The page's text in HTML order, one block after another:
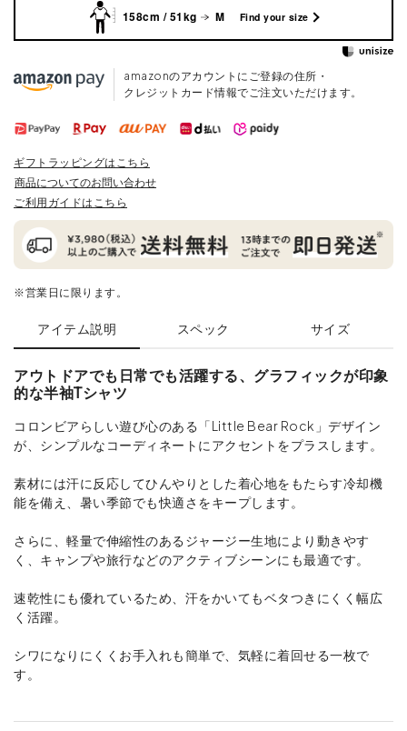
158cm / 51kg M Find your size
amazonのアカウントにご登録の住所・
クレジットカード情報でご注文いただけます。
ギフトラッピングはこちら
商品についてのお問い合わせ
ご利用ガイドはこちら
※営業日に限ります。
アイテム説明 スペック サイズ
アウトドアでも日常でも活躍する、グラフィックが印象
的な半袖Tシャツ
コロンビアらしい遊び心のある「Little Bear Rock」デザイン
が、シンプルなコーディネートにアクセントをプラスします。
素材には汗に反応してひんやりとした着心地をもたらす冷却機
能を備え、暑い季節でも快適さをキープします。
さらに、軽量で伸縮性のあるジャージー生地により動きやす
く、キャンプや旅行などのアクティブシーンにも最適です。
速乾性にも優れているため、汗をかいてもベタつきにくく幅広
く活躍。
シワになりにくくお手入れも簡単で、気軽に着回せる一枚で
す。